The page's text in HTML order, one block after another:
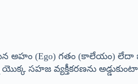
అహం (Ego) గతం (కాలేయం) లేదా
సహజ వ్యక్తీకరణను